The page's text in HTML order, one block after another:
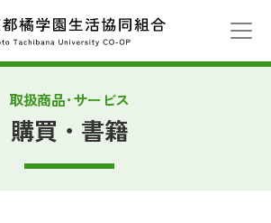
取扱商品･サービス
購買・書籍